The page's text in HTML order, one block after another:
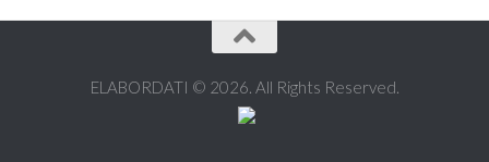
ELABORDATI © 2026. All Rights Reserved.